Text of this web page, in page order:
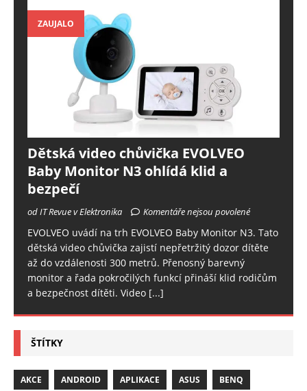
ZAUJALO
Dětská video chůvička EVOLVEO
Baby Monitor N3 ohlídá klid a
bezpečí
od IT Revue v Elektronika Komentáře nejsou povolené
EVOLVEO uvádí na trh EVOLVEO Baby Monitor N3. Tato
dětská video chůvička zajistí nepřetržitý dozor dítěte
až do vzdálenosti 300 metrů. Přenosný barevný
monitor a řada pokročilých funkcí přináší klid rodičům
a bezpečnost dítěti. Video [...]
ŠTÍTKY
AKCE ANDROID APLIKACE ASUS BENQ